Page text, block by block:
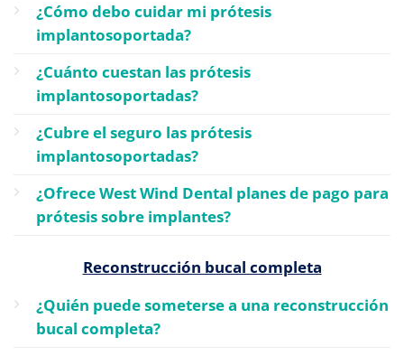
¿Cómo debo cuidar mi prótesis
implantosoportada?
¿Cuánto cuestan las prótesis
implantosoportadas?
¿Cubre el seguro las prótesis
implantosoportadas?
¿Ofrece West Wind Dental planes de pago para
prótesis sobre implantes?
Reconstrucción bucal completa
¿Quién puede someterse a una reconstrucción
bucal completa?